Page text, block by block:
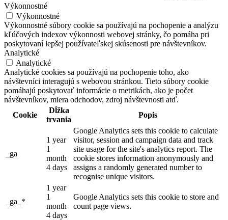
Výkonnostné
Výkonnostné
Výkonnostné súbory cookie sa používajú na pochopenie a analýzu
kľúčových indexov výkonnosti webovej stránky, čo pomáha pri
poskytovaní lepšej používateľskej skúsenosti pre návštevníkov.
Analytické
Analytické
Analytické cookies sa používajú na pochopenie toho, ako
návštevníci interagujú s webovou stránkou. Tieto súbory cookie
pomáhajú poskytovať informácie o metrikách, ako je počet
návštevníkov, miera odchodov, zdroj návštevnosti atď.
Cookie
Dĺžka
trvania
Popis
_ga
1 year
1
month
4 days
Google Analytics sets this cookie to calculate
visitor, session and campaign data and track
site usage for the site's analytics report. The
cookie stores information anonymously and
assigns a randomly generated number to
recognise unique visitors.
_ga_*
1 year
1
month
4 days
Google Analytics sets this cookie to store and
count page views.